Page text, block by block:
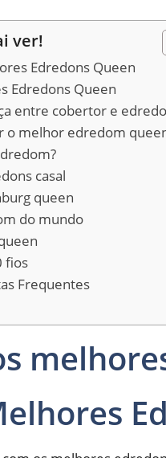
ver!
Edredons Queen
Edredons Queen
entre cobertor e
o melhor edredom
casal
queen
do mundo
fios
Frequentes